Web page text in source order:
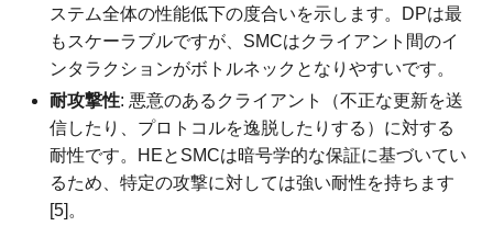
ステム全体の性能低下の度合いを示します。DPは最
もスケーラブルですが、SMCはクライアント間のイ
ンタラクションがボトルネックとなりやすいです。
耐攻撃性: 悪意のあるクライアント（不正な更新を送
信したり、プロトコルを逸脱したりする）に対する
耐性です。HEとSMCは暗号学的な保証に基づいてい
るため、特定の攻撃に対しては強い耐性を持ちます
[5]。